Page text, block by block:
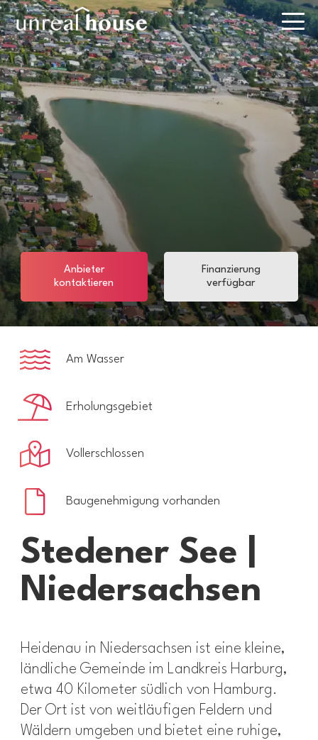
Anbieter
kontaktieren
Finanzierung
verfügbar
Am Wasser
Erholungsgebiet
Vollerschlossen
Baugenehmigung vorhanden
Stedener See |
Niedersachsen
Heidenau in Niedersachsen ist eine kleine,
ländliche Gemeinde im Landkreis Harburg,
etwa 40 Kilometer südlich von Hamburg.
Der Ort ist von weitläufigen Feldern und
Wäldern umgeben und bietet eine ruhige,